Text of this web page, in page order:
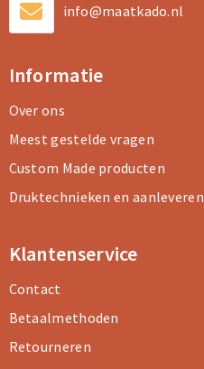
info@maatkado.nl
Informatie
Over ons
Meest gestelde vragen
Custom Made producten
Druktechnieken en aanleveren
Klantenservice
Contact
Betaalmethoden
Retourneren